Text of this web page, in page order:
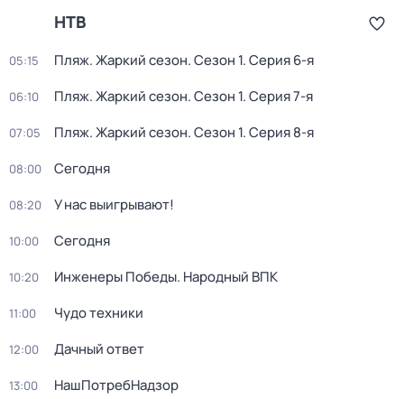
НТВ
05:15 Пляж. Жаркий сезон. Сезон 1. Серия 6-я
06:10 Пляж. Жаркий сезон. Сезон 1. Серия 7-я
07:05 Пляж. Жаркий сезон. Сезон 1. Серия 8-я
08:00 Сегодня
08:20 У нас выигрывают!
10:00 Сегодня
10:20 Инженеры Победы. Народный ВПК
11:00 Чудо техники
12:00 Дачный ответ
13:00 НашПотребНадзор